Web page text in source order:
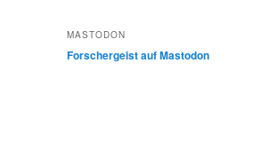
MASTODON
Forschergeist auf Mastodon